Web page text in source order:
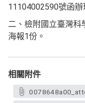
11104002590號函辦
二、檢附國立臺灣科
海報1份。
相關附件